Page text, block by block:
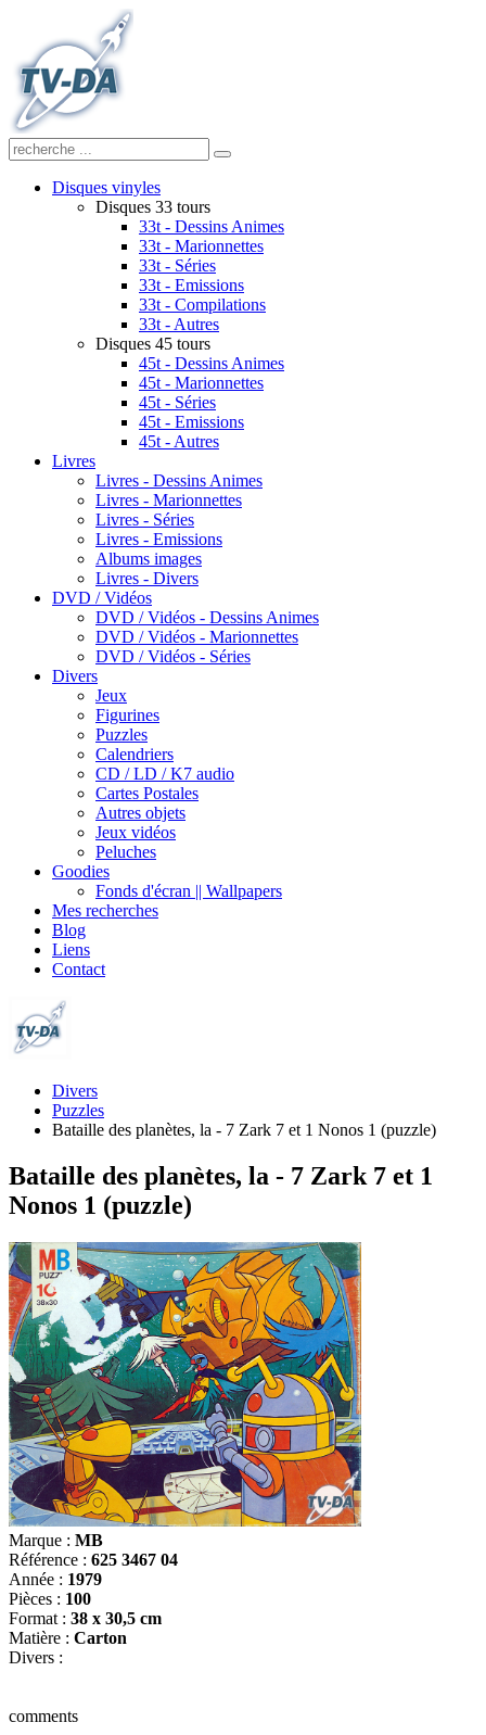
Disques vinyles
Disques 33 tours
33t - Dessins Animes
33t - Marionnettes
33t - Séries
33t - Emissions
33t - Compilations
33t - Autres
Disques 45 tours
45t - Dessins Animes
45t - Marionnettes
45t - Séries
45t - Emissions
45t - Autres
Livres
Livres - Dessins Animes
Livres - Marionnettes
Livres - Séries
Livres - Emissions
Albums images
Livres - Divers
DVD / Vidéos
DVD / Vidéos - Dessins Animes
DVD / Vidéos - Marionnettes
DVD / Vidéos - Séries
Divers
Jeux
Figurines
Puzzles
Calendriers
CD / LD / K7 audio
Cartes Postales
Autres objets
Jeux vidéos
Peluches
Goodies
Fonds d'écran || Wallpapers
Mes recherches
Blog
Liens
Contact
Divers
Puzzles
Bataille des planètes, la - 7 Zark 7 et 1 Nonos 1 (puzzle)
Bataille des planètes, la - 7 Zark 7 et 1
Nonos 1 (puzzle)
Marque : MB
Référence : 625 3467 04
Année : 1979
Pièces : 100
Format : 38 x 30,5 cm
Matière : Carton
Divers :
comments